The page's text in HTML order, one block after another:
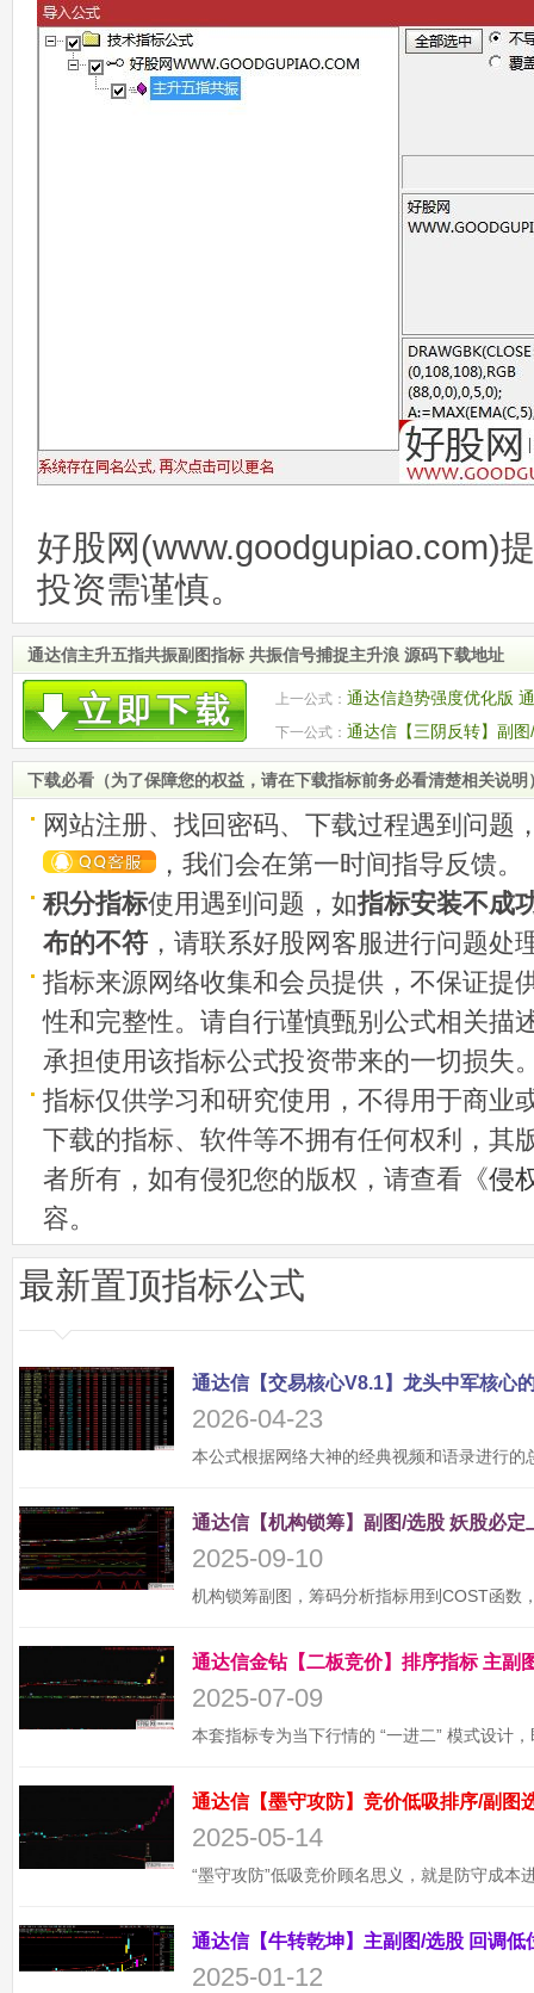
好股网(www.goodgupiao.com)
投资需谨慎。
通达信主升五指共振副图指标 共振信号捕捉主升浪 源码下载地址
上一公式： 通达信趋势强度优化版
图源码
下一公式： 通达信【三阴反转】副
捉震荡市低吸机会 源码
下载必看（为了保障您的权益，请在下载指标前务必看清楚相关说明
网站注册、找回密码、下载过程遇到问题
，我们会在第一时间指导反馈。
积分指标使用遇到问题，如指标安装不成
布的不符 ，请联系好股网客服进行问题处
指标来源网络收集和会员提供，不保证提
性和完整性。请自行谨慎甄别公式相关描
承担使用该指标公式投资带来的一切损失
指标仅供学习和研究使用，不得用于商业
下载的指标、软件等不拥有任何权利，其
者所有，如有侵犯您的版权，请查看《侵
容。
最新置顶指标公式
2026-04-23
2025-09-10
2025-07-09
2025-05-14
2025-01-12